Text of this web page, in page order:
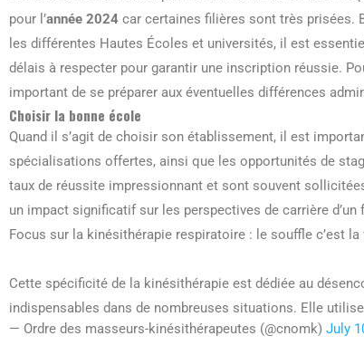
pour l’année 2024 car certaines filières sont très prisées.
les différentes Hautes Écoles et universités, il est
délais à respecter pour garantir une inscription réussie.
important de se préparer aux éventuelles différences
Choisir la bonne école
Quand il s’agit de choisir son établissement, il est
spécialisations offertes, ainsi que les opportunités de
taux de réussite impressionnant et sont souvent
un impact significatif sur les perspectives de carrière d’un
Focus sur la kinésithérapie respiratoire : le souffle c’est la
Cette spécificité de la kinésithérapie est dédiée au
indispensables dans de nombreuses situations. Elle
— Ordre des masseurs-kinésithérapeutes (@cnomk) July